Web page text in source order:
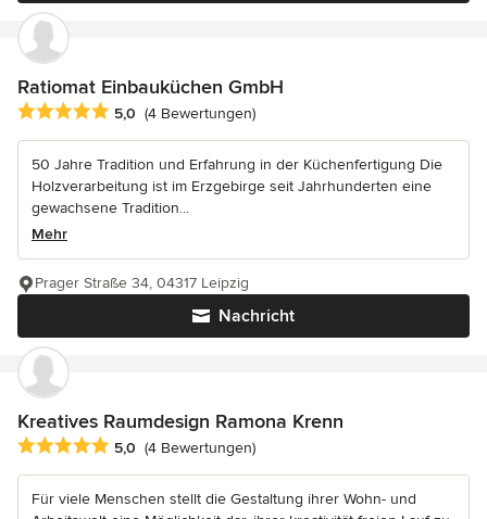
Ratiomat Einbauküchen GmbH
Durchschnittliche Bewertung: 5 von 5 Sternen
5,0 (4 Bewertungen)
50 Jahre Tradition und Erfahrung in der Küchenfertigung Die
Holzverarbeitung ist im Erzgebirge seit Jahrhunderten eine
gewachsene Tradition...
Mehr
Nachricht
Prager Straße 34, 04317 Leipzig
Kreatives Raumdesign Ramona Krenn
Durchschnittliche Bewertung: 5 von 5 Sternen
5,0 (4 Bewertungen)
Für viele Menschen stellt die Gestaltung ihrer Wohn- und